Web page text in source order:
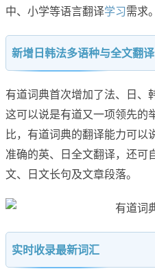
中、小学等语言翻译学习需求。
新增日韩法多语种与全文翻译
有道词典首次增加了法、日、
这可以说是有道又一项领先的
比，有道词典的翻译能力可以
准确的英、日全文翻译，还可
文、日文长句及文章段落。
实时收录最新词汇